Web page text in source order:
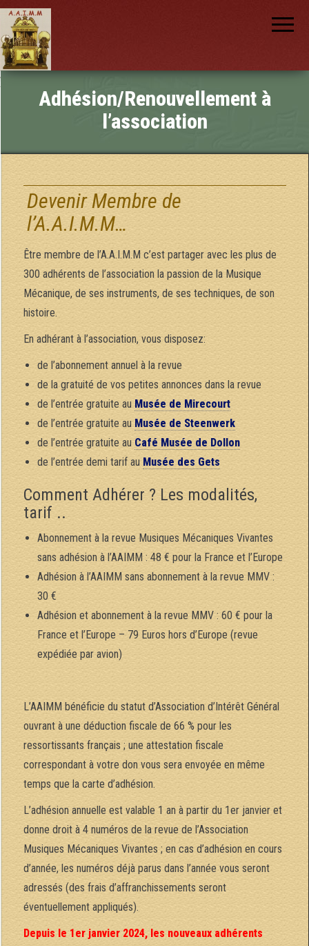
Musique
Adhésion/Renouvellement à
l’association
Devenir Membre de
l’A.A.I.M.M…
Être membre de l’A.A.I.M.M c’est partager avec les plus de
300 adhérents de l’association la passion de la Musique
Mécanique, de ses instruments, de ses techniques, de son
histoire.
En adhérant à l’association, vous disposez:
de l’abonnement annuel à la revue
de la gratuité de vos petites annonces dans la revue
de l’entrée gratuite au Musée de Mirecourt
de l’entrée gratuite au Musée de Steenwerk
de l’entrée gratuite au Café Musée de Dollon
de l’entrée demi tarif au Musée des Gets
Comment Adhérer ? Les modalités,
tarif ..
Abonnement à la revue Musiques Mécaniques Vivantes
sans adhésion à l’AAIMM : 48 € pour la France et l’Europe
Adhésion à l’AAIMM sans abonnement à la revue MMV :
30 €
Adhésion et abonnement à la revue MMV : 60 € pour la
France et l’Europe – 79 Euros hors d’Europe (revue
expédiée par avion)
L’AAIMM bénéficie du statut d’Association d’Intérêt Général
ouvrant à une déduction fiscale de 66 % pour les
ressortissants français ; une attestation fiscale
correspondant à votre don vous sera envoyée en même
temps que la carte d’adhésion.
L’adhésion annuelle est valable 1 an à partir du 1er janvier et
donne droit à 4 numéros de la revue de l’Association
Musiques Mécaniques Vivantes ; en cas d’adhésion en cours
d’année, les numéros déjà parus dans l’année vous seront
adressés (des frais d’affranchissements seront
éventuellement appliqués).
Depuis le 1er janvier 2024, les nouveaux adhérents